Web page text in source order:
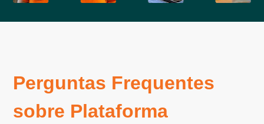
Perguntas Frequentes
sobre Plataforma